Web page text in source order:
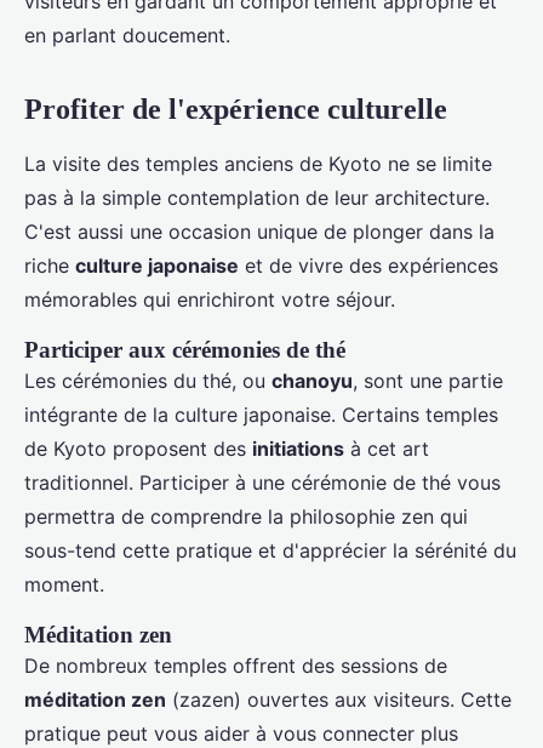
en parlant doucement.
Profiter de l'expérience culturelle
La visite des temples anciens de Kyoto ne se limite
pas à la simple contemplation de leur architecture.
C'est aussi une occasion unique de plonger dans la
riche culture japonaise et de vivre des expériences
mémorables qui enrichiront votre séjour.
Participer aux cérémonies de thé
Les cérémonies du thé, ou chanoyu, sont une partie
intégrante de la culture japonaise. Certains temples
de Kyoto proposent des initiations à cet art
traditionnel. Participer à une cérémonie de thé vous
permettra de comprendre la philosophie zen qui
sous-tend cette pratique et d'apprécier la sérénité du
moment.
Méditation zen
De nombreux temples offrent des sessions de
méditation zen (zazen) ouvertes aux visiteurs. Cette
pratique peut vous aider à vous connecter plus